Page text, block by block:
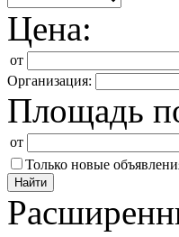
Цена:
от
Организация:
Площадь
от
Только новые
Найти